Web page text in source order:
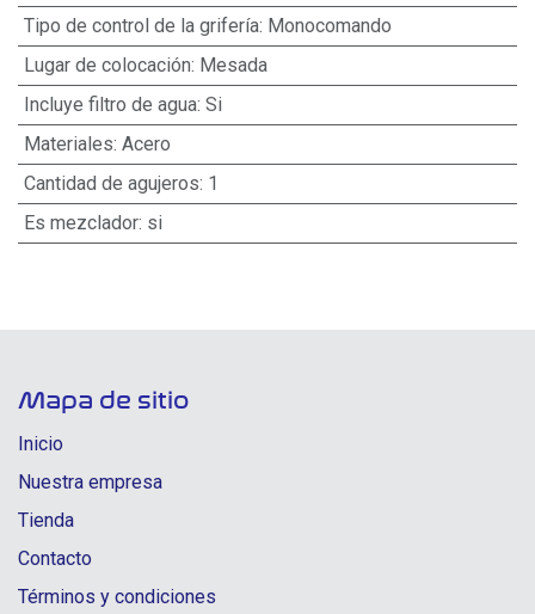
Tipo de control de la grifería: Monocomando
Lugar de colocación: Mesada
Incluye filtro de agua: Si
Materiales: Acero
Cantidad de agujeros: 1
Es mezclador: si
Mapa de sitio
Inicio
Nuestra empresa
Tienda
Contacto
Términos y condiciones